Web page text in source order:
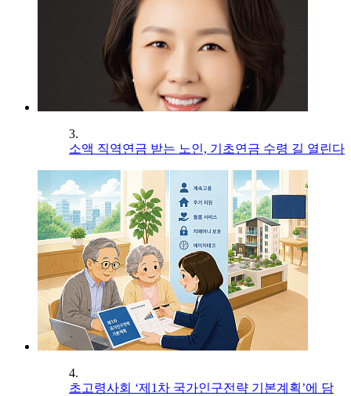
3.
소액 직역연금 받는 노인, 기초연금 수령 길 열린다
4.
초고령사회 ‘제1차 국가인구전략 기본계획’에 담